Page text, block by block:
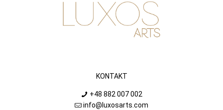
KONTAKT
+48 882 007 002
info@luxosarts.com